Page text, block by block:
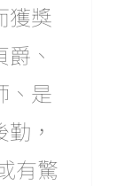
獲獎
、
、是
，
有驚